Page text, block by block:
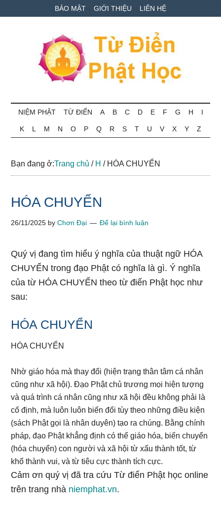
to
to
qua
BẢO MẬT GIỚI THIỆU LIÊN HỆ
Từ
điển
Phật
học
ngữ
NIỆM PHẬT TỪ ĐIỂN A B C D E F G H I
K L M N O P Q R S T U V X Y Z
Bạn đang ở:Trang chủ / H /HÓA CHUYỂN
HÓA CHUYỂN
26/11/2025 byChơn Đại Để lại bình luận
Quý vị đang tìm hiểu ý nghĩa của thuật ngữ HÓA
CHUYỂN trong đạo Phật có nghĩa là gì. Ý nghĩa
của từ HÓA CHUYỂN theo từ điển Phật học như
sau:
HÓA CHUYỂN
HÓA CHUYỂN
Nhờ giáo hóa mà thay đổi (hiện trạng thân tâm cá nhân
cũng như xã hội). Đạo Phật chủ trương mọi hiện tượng
và quá trình cá nhân cũng như xã hội đều không phải là
cố định, mà luôn luôn biến đổi tùy theo những điều kiện
(sách Phật gọi là nhân duyên) tạo ra chúng. Bằng chính
pháp, đạo Phật khẳng định có thể giáo hóa, biến chuyển
(hóa chuyển) con người và xã hội từ xấu thành tốt, từ
khổ thành vui, và từ tiêu cực thành tích cực.
Cảm ơn quý vị đã tra cứu Từ điển Phật học online
trên trang nhà niemphat.vn.